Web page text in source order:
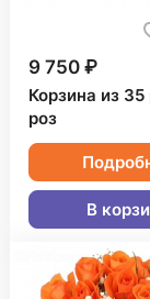
9 750 ₽
Корзина из
роз
В